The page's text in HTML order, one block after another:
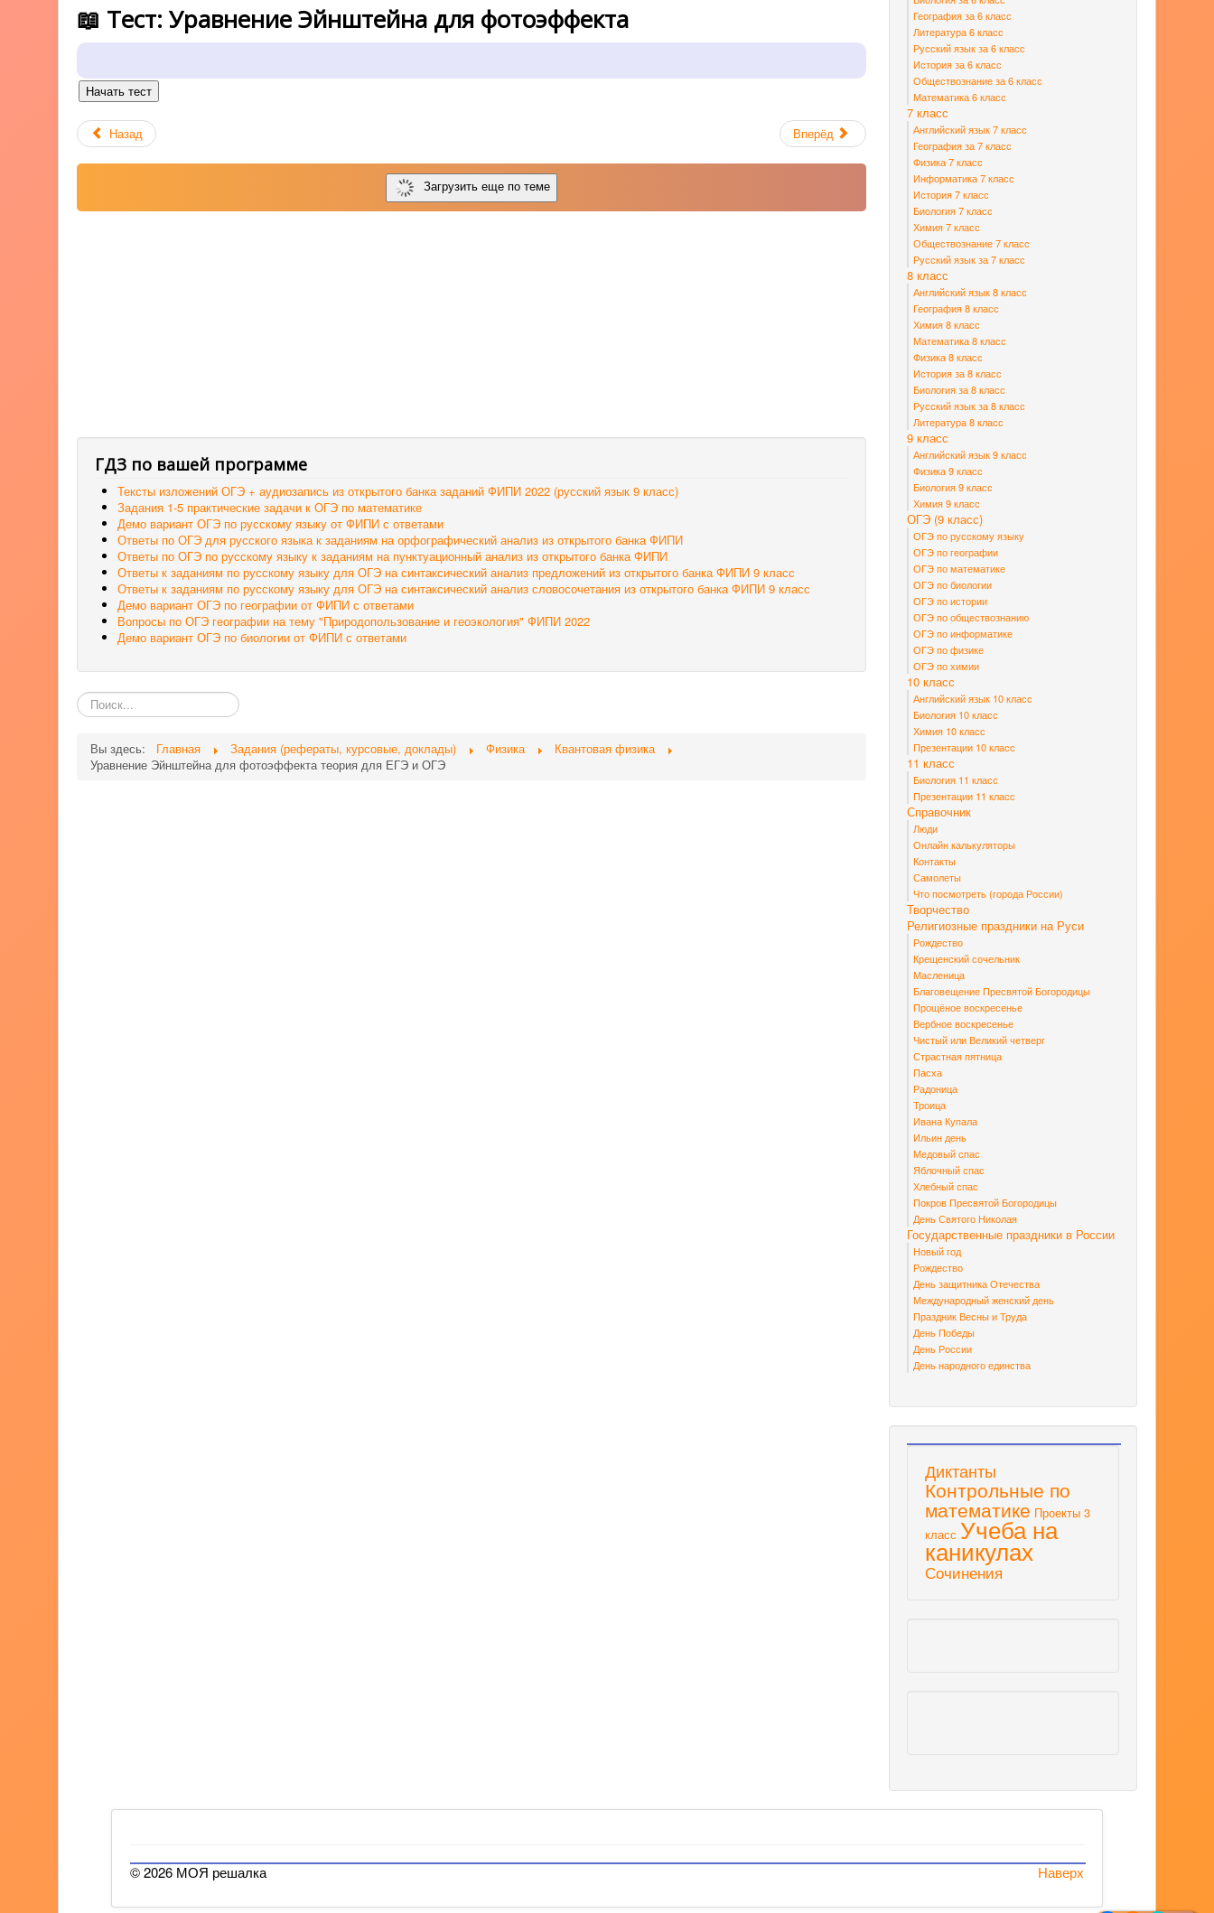
📖 Тест: Уравнение Эйнштейна для фотоэффекта
Начать тест
Назад Вперёд
Загрузить еще по теме
ГДЗ по вашей программе
Тексты изложений ОГЭ + аудиозапись из открытого банка заданий ФИПИ 2022 (русский язык 9 класс)
Задания 1-5 практические задачи к ОГЭ по математике
Демо вариант ОГЭ по русскому языку от ФИПИ с ответами
Ответы по ОГЭ для русского языка к заданиям на орфографический анализ из открытого банка ФИПИ
Ответы по ОГЭ по русскому языку к заданиям на пунктуационный анализ из открытого банка ФИПИ
Ответы к заданиям по русскому языку для ОГЭ на синтаксический анализ предложений из открытого банка ФИПИ 9 класс
Ответы к заданиям по русскому языку для ОГЭ на синтаксический анализ словосочетания из открытого банка ФИПИ 9 класс
Демо вариант ОГЭ по географии от ФИПИ с ответами
Вопросы по ОГЭ географии на тему "Природопользование и геоэкология" ФИПИ 2022
Демо вариант ОГЭ по биологии от ФИПИ с ответами
Поиск
по
Вы здесь:
Главная Задания (рефераты, курсовые, доклады) Физика
Квантовая физика
Уравнение Эйнштейна для фотоэффекта теория для ЕГЭ и ОГЭ
География за 6 класс
Литература 6 класс
Русский язык за 6 класс
История за 6 класс
Обществознание за 6 класс
Математика 6 класс
7 класс
Английский язык 7 класс
География за 7 класс
Физика 7 класс
Информатика 7 класс
История 7 класс
Биология 7 класс
Химия 7 класс
Обществознание 7 класс
Русский язык за 7 класс
8 класс
Английский язык 8 класс
География 8 класс
Химия 8 класс
Математика 8 класс
Физика 8 класс
История за 8 класс
Биология за 8 класс
Русский язык за 8 класс
Литература 8 класс
9 класс
Английский язык 9 класс
Физика 9 класс
Биология 9 класс
Химия 9 класс
ОГЭ (9 класс)
ОГЭ по русскому языку
ОГЭ по географии
ОГЭ по математике
ОГЭ по биологии
ОГЭ по истории
ОГЭ по обществознанию
ОГЭ по информатике
ОГЭ по физике
ОГЭ по химии
10 класс
Английский язык 10 класс
Биология 10 класс
Химия 10 класс
Презентации 10 класс
11 класс
Биология 11 класс
Презентации 11 класс
Справочник
Люди
Онлайн калькуляторы
Контакты
Самолеты
Что посмотреть (города России)
Творчество
Религиозные праздники на Руси
Рождество
Крещенский сочельник
Масленица
Благовещение Пресвятой Богородицы
Прощёное воскресенье
Вербное воскресенье
Чистый или Великий четверг
Страстная пятница
Пасха
Радоница
Троица
Ивана Купала
Ильин день
Медовый спас
Яблочный спас
Хлебный спас
Покров Пресвятой Богородицы
День Святого Николая
Государственные праздники в России
Новый год
Рождество
День защитника Отечества
Международный женский день
Праздник Весны и Труда
День Победы
День России
День народного единства
Диктанты
Контрольные по
математике Проекты 3
класс Учеба на
каникулах
Сочинения
Наверх
© 2026 МОЯ решалка